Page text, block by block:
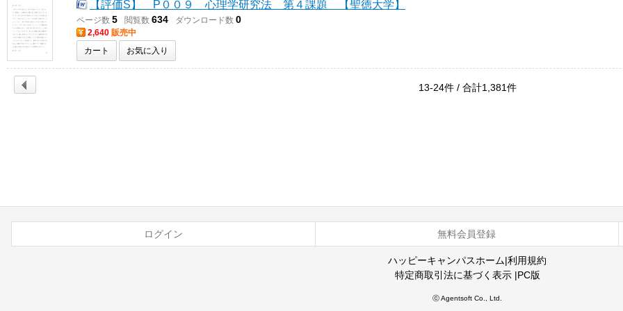
【評価S】 P００９ 心理学研究法 第４課題 【聖徳大学】
ページ数 5 閲覧数 634 ダウンロード数 0
2,640 販売中
カート
お気に入り
13-24件 / 合計1,381件
ログイン 無料会員登録
ハッピーキャンパスホーム|利用規約
特定商取引法に基づく表示|PC版
ⓒ Agentsoft Co., Ltd.